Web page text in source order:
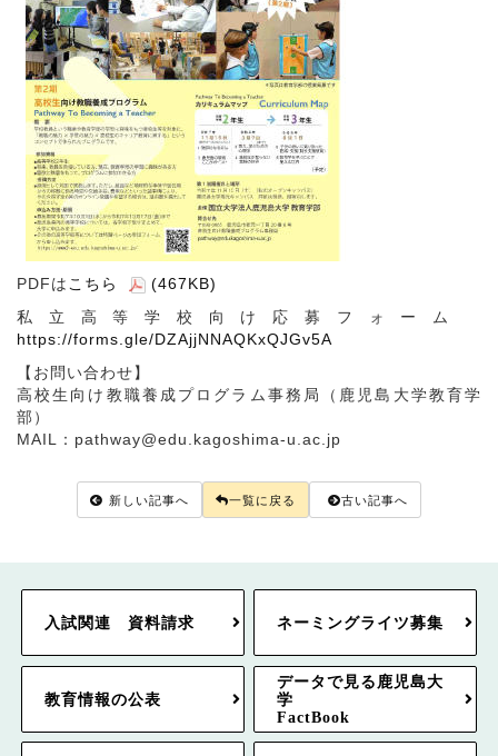
PDFは こちら
(467KB)
私立高等学校向け応募フォーム
https://forms.gle/DZAjjNNAQKxQJGv5A
【お問い合わせ】
高校生向け教職養成プログラム事務局（鹿児島大学教育学
部）
MAIL：pathway@edu.kagoshima-u.ac.jp
新しい記事へ 一覧に戻る 古い記事へ
入試関連 資料請求 ネーミングライツ募集
教育情報の公表
データで見る鹿児島大
学
FactBook